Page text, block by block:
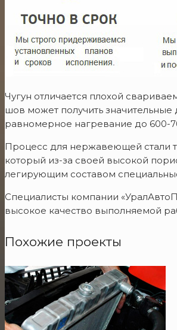
Чугун отличается плохой
шов может получить
равномерное нагревание до 600-
Процесс для нержавеющей стали
который из-за своей высокой
легирующим составом
Специалисты компании
высокое качество выполняемой
Похожие проекты